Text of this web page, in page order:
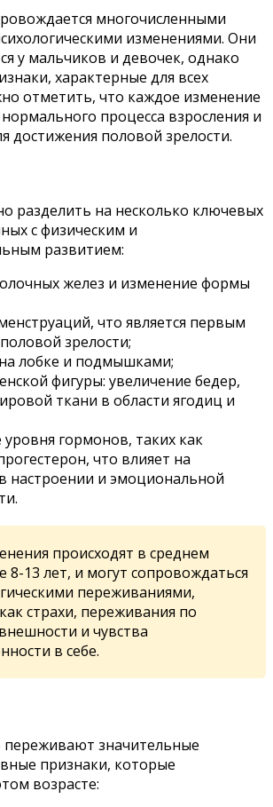
многочисленными
изменениями. Они
у мальчиков и девочек, однако
характерные для всех
отметить, что каждое изменение
процесса взросления и
достижения половой зрелости.
разделить на несколько ключевых
с физическим и
развитием:
желез и изменение формы
что является первым
зрелости;
лобке и подмышками;
фигуры: увеличение бедер,
ткани в области ягодиц и
гормонов, таких как
что влияет на
настроении и эмоциональной
происходят в среднем
8-13 лет, и могут сопровождаться
переживаниями,
страхи, переживания по
и чувства
в себе.
значительные
признаки, которые
возрасте: